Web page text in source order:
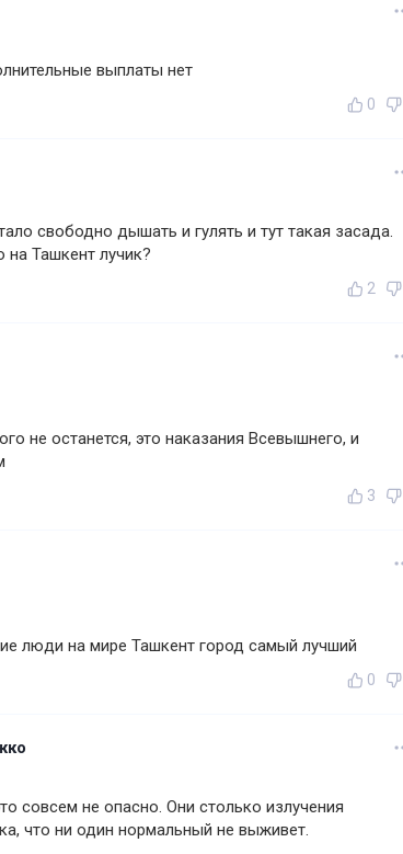
выплаты нет
0
свободно дышать и гулять и тут такая засада.
на Ташкент лучик?
2
не останется, это наказания Всевышнего, и
3
люди на мире Ташкент город самый лучший
0
совсем не опасно. Они столько излучения
что ни один нормальный не выживет.